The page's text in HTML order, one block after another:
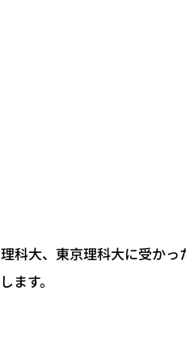
科大、東京理科大に受かっ
ます。